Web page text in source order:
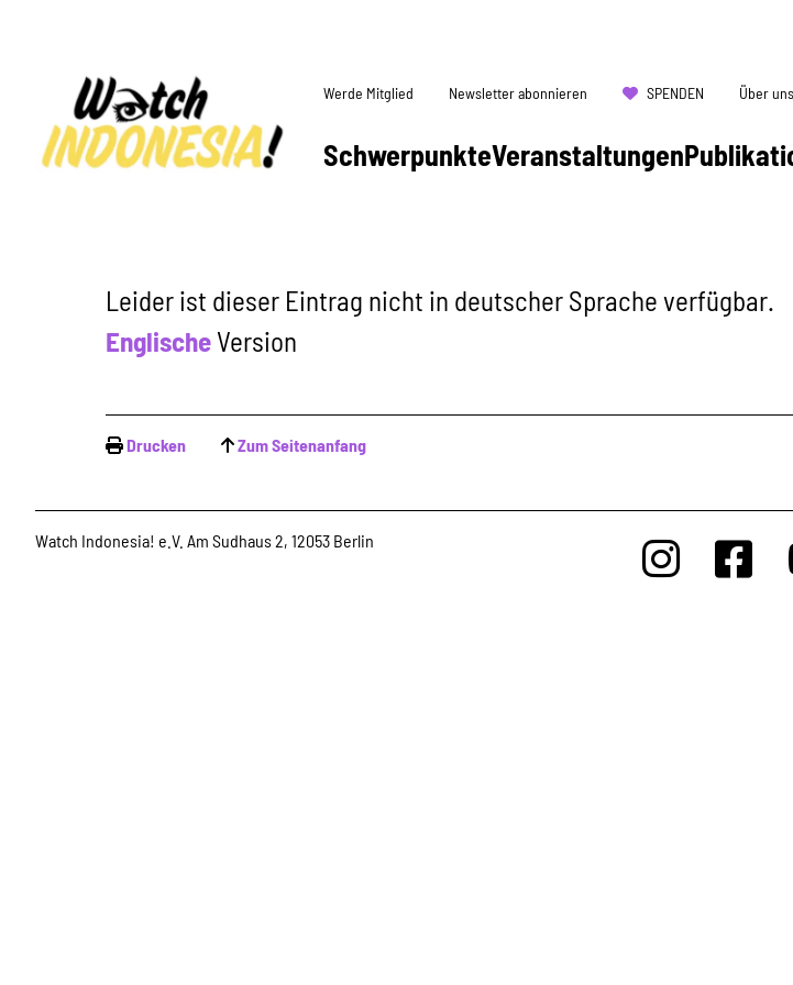
SchwerpunkteVeranstaltungen
Werde Mitglied Newsletter abonnieren SPENDEN Über uns
Leider ist dieser Eintrag nicht in deutscher Sprache verfügbar.
Englische Version
Drucken Zum Seitenanfang
Watch Indonesia! e.V. Am Sudhaus 2, 12053 Berlin